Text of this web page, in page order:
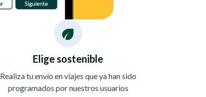
Elige sostenible
Realiza tu envío en viajes que ya han sido
programados por nuestros usuarios